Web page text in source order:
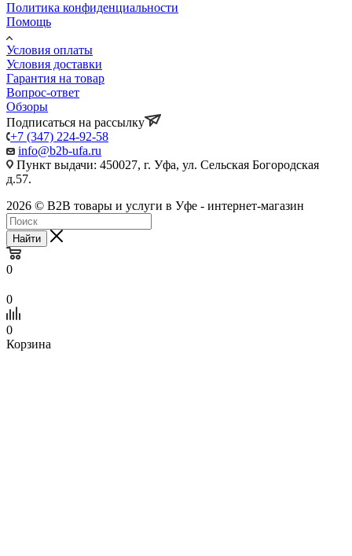
Политика конфиденциальности
Помощь
Условия оплаты
Условия доставки
Гарантия на товар
Вопрос-ответ
Обзоры
Подписаться на рассылку
+7 (347) 224-92-58
info@b2b-ufa.ru
Пункт выдачи: 450027, г. Уфа, ул. Сельская Богородская
д.57.
2026 © B2B товары и услуги в Уфе - интернет-магазин
Найти
0
0
0
Корзина